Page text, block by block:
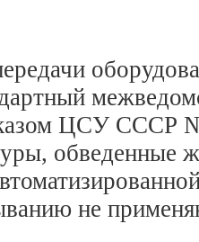
ЦСУ СССР
обведенные
не